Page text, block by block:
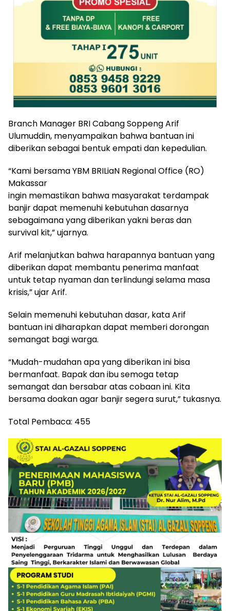
Branch Manager BRI Cabang Soppeng Arif
Ulumuddin, menyampaikan bahwa bantuan ini
diberikan sebagai bentuk empati dan kepedulian.
“Kami bersama YBM BRILiaN Regional Office (RO)
Makassar
ingin memastikan bahwa masyarakat terdampak
banjir dapat memenuhi kebutuhan dasarnya
sebagaimana yang diberikan yakni beras dan
survival kit,” ujarnya.
Arif melanjutkan bahwa harapannya bantuan yang
diberikan dapat membantu penerima manfaat
untuk tetap nyaman dan terlindungi selama masa
krisis,” ujar Arif.
Selain memenuhi kebutuhan dasar, kata Arif
bantuan ini diharapkan dapat memberi dorongan
semangat bagi warga.
“Mudah-mudahan apa yang diberikan ini bisa
bermanfaat. Bapak dan ibu semoga tetap
semangat dan bersabar atas cobaan ini. Kita
bersama doakan agar banjir segera surut,” tukasnya.
Total Pembaca: 455